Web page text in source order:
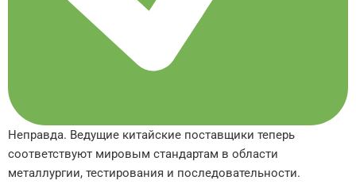
Неправда. Ведущие китайские поставщики теперь
соответствуют мировым стандартам в области
металлургии, тестирования и последовательности.